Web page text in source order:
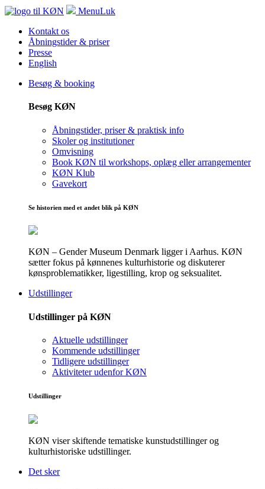
MenuLuk
Kontakt os
Åbningstider & priser
Presse
English
Besøg & booking
Besøg KØN
Åbningstider, priser & praktisk info
Skoler og institutioner
Omvisning
Book KØN til workshops, oplæg eller arrangementer
KØN Klub
Gavekort
Se historien med et andet blik på KØN
KØN – Gender Museum Denmark ligger i Aarhus. KØN
sætter fokus på kønnenes kulturhistorie og diskuterer
kønsproblematikker, ligestilling, krop og seksualitet.
Udstillinger
Udstillinger på KØN
Aktuelle udstillinger
Kommende udstillinger
Tidligere udstillinger
Aktiviteter udenfor KØN
Udstillinger
KØN viser skiftende tematiske kunstudstillinger og
kulturhistoriske udstillinger.
Det sker